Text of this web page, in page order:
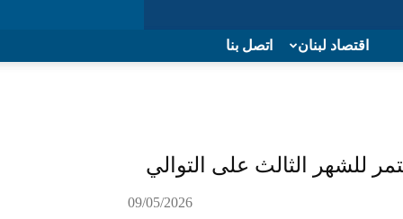
اتصل بنا اقتصاد لبنان
للشهر الثالث على التوالي
09/05/2026